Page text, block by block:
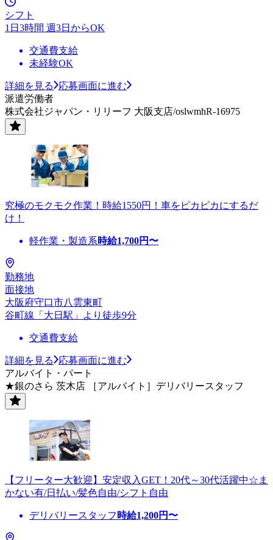
シフト
1日3時間 週3日からOK
交通費支給
未経験OK
詳細を見る
応募画面に進む
派遣労働者
株式会社ジャパン・リリーフ 大阪支店/oslwmhR-16975
究極のモクモク作業！時給1550円！車をピカピカにするだ
け！
軽作業・製造系時給1,700円〜
勤務地
面接地
大阪府守口市八雲東町
谷町線「大日駅」より徒歩9分
交通費支給
詳細を見る
応募画面に進む
アルバイト・パート
★銀のさら 茨木店 ［アルバイト］デリバリースタッフ
【フリーター大歓迎】安定収入GET！20代～30代活躍中☆ま
かない有/日払い/髪色自由/シフト自由
デリバリースタッフ 時給1,200円〜